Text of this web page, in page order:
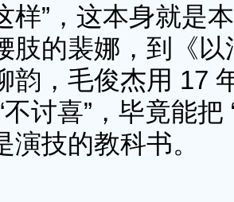
样”，这本身就是
肢的裴娜，到《
韵，毛俊杰用 17
讨喜”，毕竟能把
演技的教科书。